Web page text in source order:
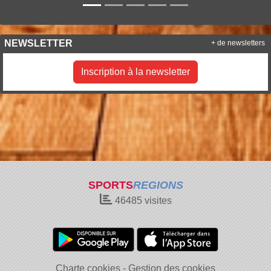
NEWSLETTER
Inscription à la newsletter
+ de newsletters
SPORTSREGIONS
46485visites
Charte cookies Gestion des cookies